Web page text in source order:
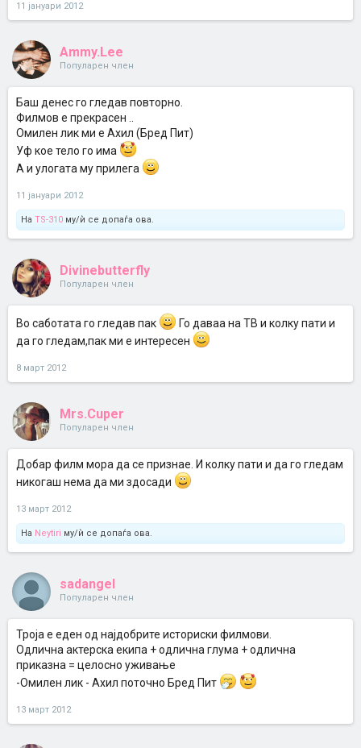
11 јануари 2012
Ammy.Lee
Популарен член
Баш денес го гледав повторно.
Филмов е прекрасен ..
Омилен лик ми е Ахил (Бред Пит)
Уф кое тело го има
A и улогата му прилега
11 јануари 2012
На TS-310 му/ѝ се допаѓа ова.
Divinebutterfly
Популарен член
Во саботата го гледав пак
Го даваа на ТВ и колку пати и
да го гледам,пак ми е интересен
8 март 2012
Mrs.Cuper
Популарен член
Добар филм мора да се признае. И колку пати и да го гледам
никогаш нема да ми здосади
13 март 2012
На Neytiri му/ѝ се допаѓа ова.
sadangel
Популарен член
Троја е еден од најдобрите историски филмови.
Одлична актерска екипа + одлична глума + одлична
приказна = целосно уживање
-Омилен лик - Ахил поточно Бред Пит
13 март 2012